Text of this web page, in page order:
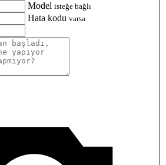
Model isteğe bağlı
Hata kodu varsa